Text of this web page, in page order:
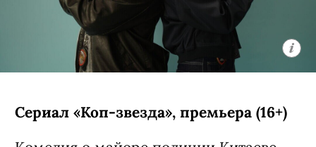
Сериал «Коп-звезда», премьера (16+)